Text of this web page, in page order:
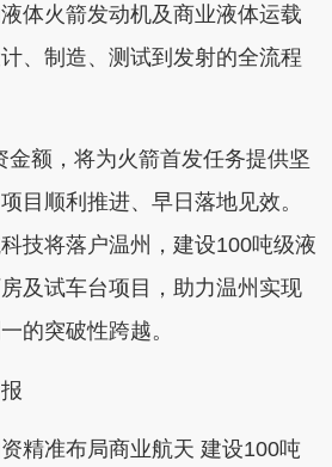
体火箭发动机及商业液体运载
、制造、测试到发射的全流程
额，将为火箭首发任务提供坚
目顺利推进、早日落地见效。
技将落户温州，建设100吨级液
及试车台项目，助力温州实现
的突破性跨越。
精准布局商业航天 建设100吨